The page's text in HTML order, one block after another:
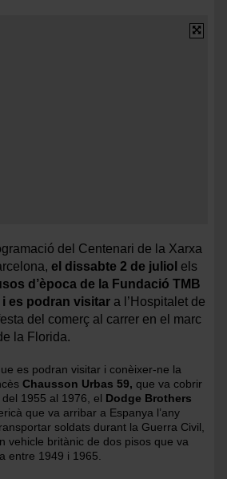
del Centenari de la Xarxa
el dissabte 2 de juliol els
d’època de la Fundació TMB
es podran visitar a l’Hospitalet de
del comerç al carrer en el marc
la Florida.
es podran visitar i conèixer-ne la
Chausson Urbas 59, que va cobrir
1955 al 1976, el Dodge Brothers
que va arribar a Espanya l’any
soldats durant la Guerra Civil,
vehicle britànic de dos pisos que va
entre 1949 i 1965.